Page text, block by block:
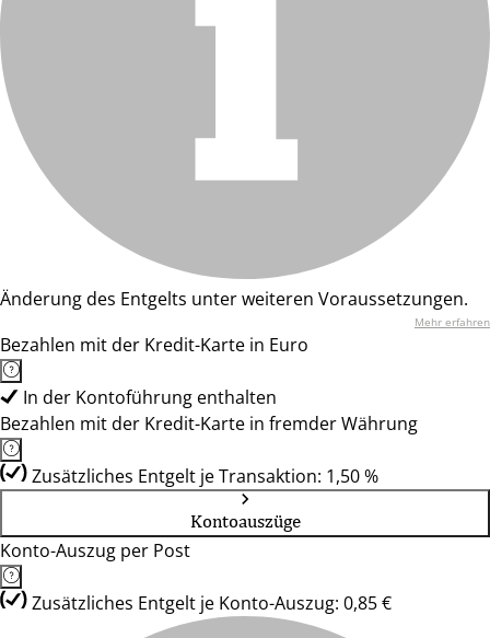
Änderung des Entgelts unter weiteren Voraussetzungen.
Mehr erfahren
Bezahlen mit der Kredit-Karte in Euro
In der Kontoführung enthalten
Bezahlen mit der Kredit-Karte in fremder Währung
Zusätzliches Entgelt je Transaktion: 1,50 %
Kontoauszüge
Konto-Auszug per Post
Zusätzliches Entgelt je Konto-Auszug: 0,85 €